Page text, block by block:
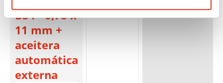
B34 - 0,78 x
11 mm +
aceitera
automática
externa